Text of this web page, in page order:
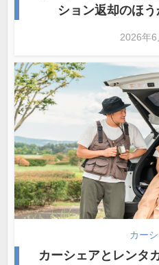
ション返却のほう
2026年6
カー
カーシェアとレンタ